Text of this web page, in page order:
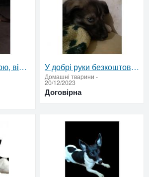
Помісь із вівчаркою, віддамо в дбайливі руки У добрі руки безкоштовно цуценя сука 2 місяці
Домашнi тварини -
20/12/2023
Договірна